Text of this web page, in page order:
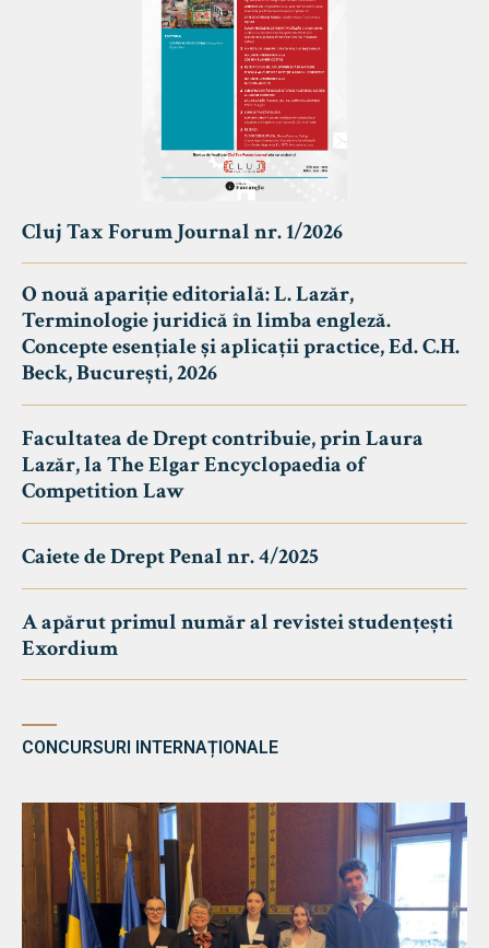
Cluj Tax Forum Journal nr. 1/2026
O nouă apariție editorială: L. Lazăr,
Terminologie juridică în limba engleză.
Concepte esențiale și aplicații practice, Ed. C.H.
Beck, București, 2026
Facultatea de Drept contribuie, prin Laura
Lazăr, la The Elgar Encyclopaedia of
Competition Law
Caiete de Drept Penal nr. 4/2025
A apărut primul număr al revistei studențești
Exordium
CONCURSURI INTERNAȚIONALE